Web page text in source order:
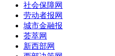
社会保障网
劳动者报网
城市金融报
荟萃网
新西部网